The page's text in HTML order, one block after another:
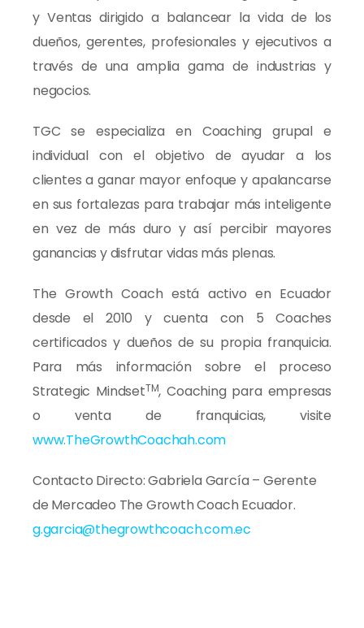
y Ventas dirigido a balancear la vida de los
dueños, gerentes, profesionales y ejecutivos a
través de una amplia gama de industrias y
negocios.
TGC se especializa en Coaching grupal e
individual con el objetivo de ayudar a los
clientes a ganar mayor enfoque y apalancarse
en sus fortalezas para trabajar más inteligente
en vez de más duro y así percibir mayores
ganancias y disfrutar vidas más plenas.
The Growth Coach está activo en Ecuador
desde el 2010 y cuenta con 5 Coaches
certificados y dueños de su propia franquicia.
Para más información sobre el proceso
Strategic MindsetTM, Coaching para empresas
o venta de franquicias, visite
www.TheGrowthCoachah.com
Contacto Directo: Gabriela García – Gerente
de Mercadeo The Growth Coach Ecuador.
g.garcia@thegrowthcoach.com.ec